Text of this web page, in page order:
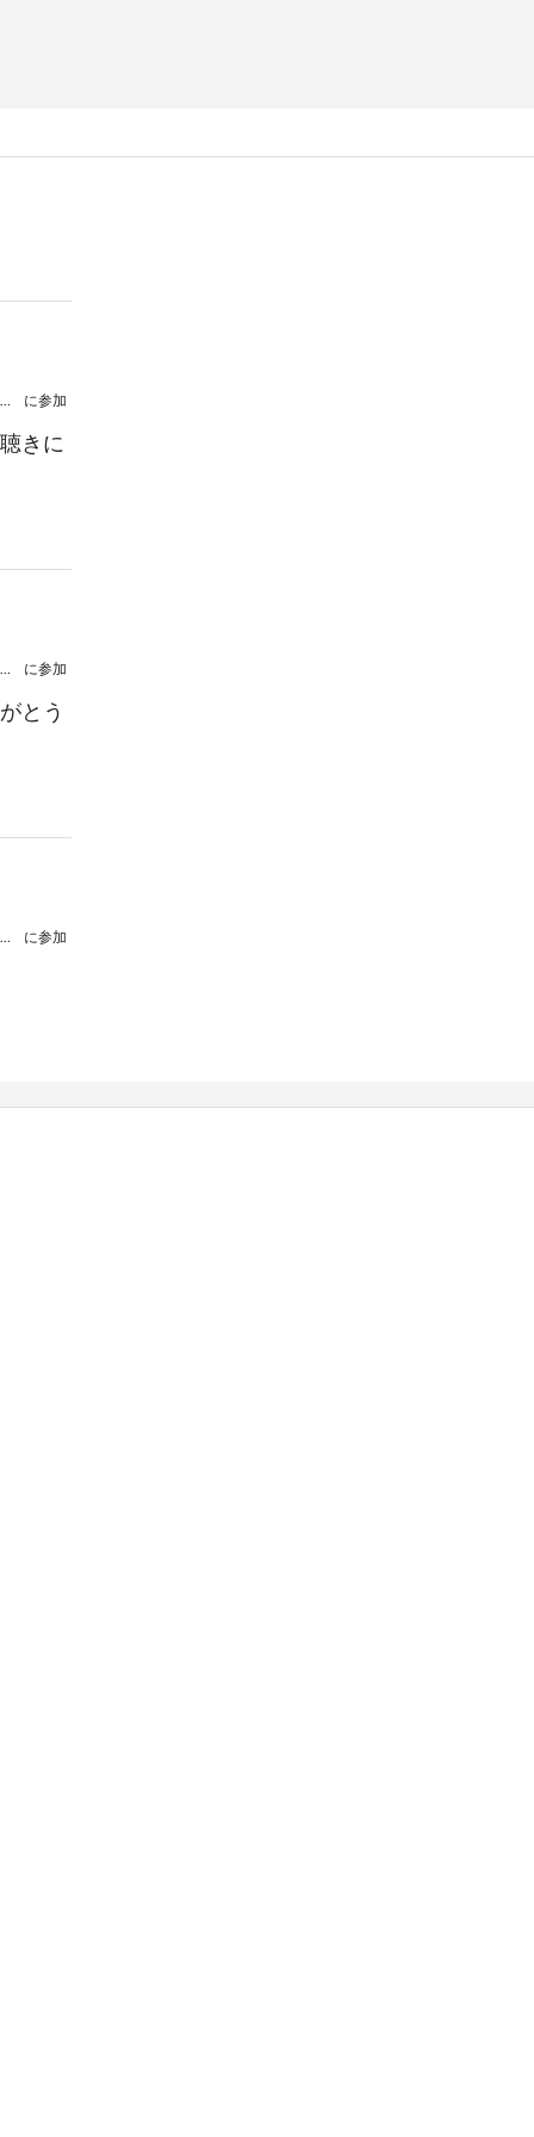
殿村和也門下による夏のひとときコンサート に参加
きに
殿村和也門下による夏のひとときコンサート に参加
とう
殿村和也門下による夏のひとときコンサート に参加